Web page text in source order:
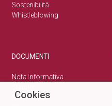
Sostenibilità
Whistleblowing
DOCUMENTI
Nota Informativa
Normativa
Cookies